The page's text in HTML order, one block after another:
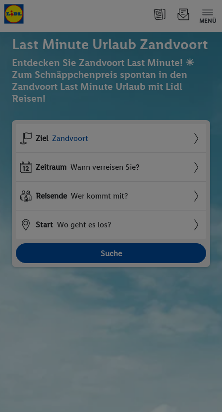
MENÜ
Last Minute Urlaub Zandvoort
Entdecken Sie Zandvoort Last Minute! ☀
Zum Schnäppchenpreis spontan in den
Zandvoort Last Minute Urlaub mit Lidl
Reisen!
Ziel Zandvoort
Zeitraum Wann verreisen Sie?
Reisende Wer kommt mit?
Start Wo geht es los?
Suche